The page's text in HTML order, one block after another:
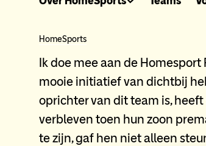
header
menu
HomeSports
Ik doe mee aan de
mooie initiatief van dichtbij
oprichter van dit team is,
verbleven toen hun zoon
te zijn, gaf hen niet alleen